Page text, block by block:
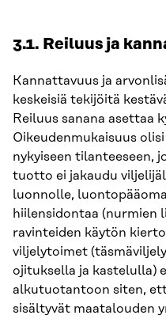
3.1. Reiluus ja
Kannattavuus ja
keskeisiä tekijöitä
Reiluus sanana asettaa
Oikeudenmukaisuus
nykyiseen tilanteeseen,
tuotto ei jakaudu
luonnolle,
hiilensidontaa (nurmien
ravinteiden käytön
viljelytoimet
ojituksella ja kastelulla)
alkutuotantoon siten,
sisältyvät maatalouden